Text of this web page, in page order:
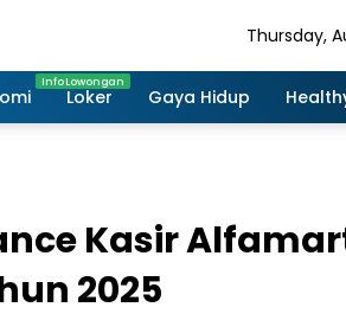
Thursday,
Loker Gaya Hidup
Kasir
2025